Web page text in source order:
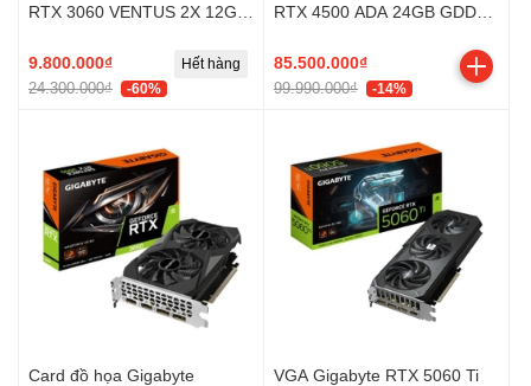
RTX 3060 VENTUS 2X 12G
9.800.000₫
24.300.000₫ -60%
Hết hàng
RTX 4500 ADA 24GB GDDR6
85.500.000₫
99.990.000₫ -14%
Card đồ họa Gigabyte
VGA Gigabyte RTX 5060 Ti